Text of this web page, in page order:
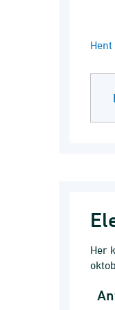
Her